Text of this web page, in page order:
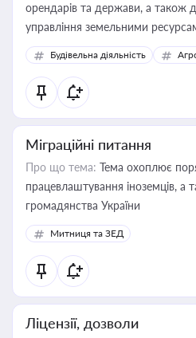
орендарів та держави, а також
управління земельними
Будівельна діяльність
Міграційні питання
Про що тема: Тема охоплює
працевлаштування іноземців, а
громадянства України
Митниця та ЗЕД
Ліцензії, дозволи